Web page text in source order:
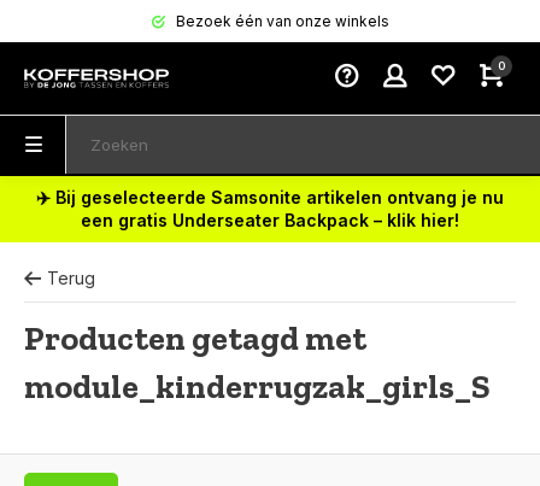
Bezoek één van onze winkels
0
✈️ Bij geselecteerde Samsonite artikelen ontvang je nu
een gratis Underseater Backpack – klik hier!
Terug
Producten getagd met
module_kinderrugzak_girls_S